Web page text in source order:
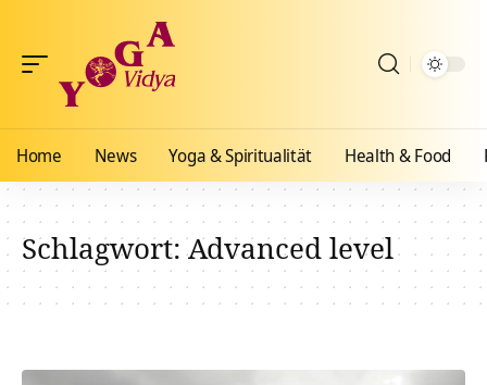
Home News Yoga & Spiritualität Health & Food
Schlagwort:Advanced level